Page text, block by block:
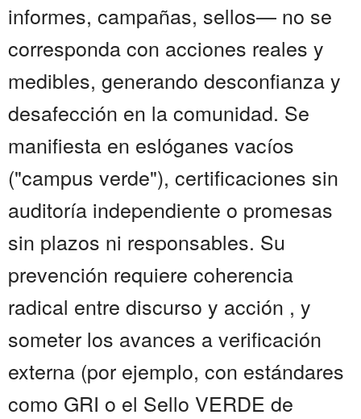
informes, campañas, sellos— no se
corresponda con acciones reales y
medibles, generando desconfianza y
desafección en la comunidad. Se
manifiesta en eslóganes vacíos
("campus verde"), certificaciones sin
auditoría independiente o promesas
sin plazos ni responsables. Su
prevención requiere coherencia
radical entre discurso y acción , y
someter los avances a verificación
externa (por ejemplo, con estándares
como GRI o el Sello VERDE de